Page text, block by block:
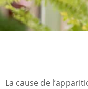
La cause de